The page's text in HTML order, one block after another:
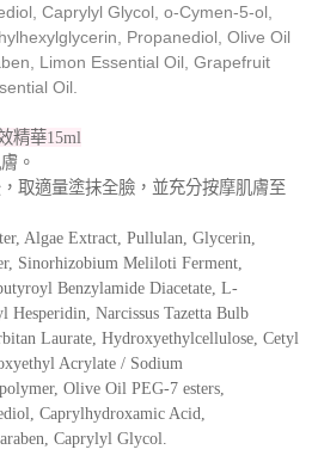
Caprylyl Glycol, o-Cymen-5-ol,
Propanediol, Olive Oil
Limon Essential Oil, Grapefruit
Oil.
精華15ml
。
取適量塗抹全臉，並充分按摩肌膚至
Algae Extract, Pullulan, Glycerin,
Sinorhizobium Meliloti Ferment,
Benzylamide Diacetate, L-
Hesperidin, Narcissus Tazetta Bulb
Laurate, Hydroxyethylcellulose, Cetyl
Acrylate / Sodium
Olive Oil PEG-7 esters,
Caprylhydroxamic Acid,
Caprylyl Glycol.